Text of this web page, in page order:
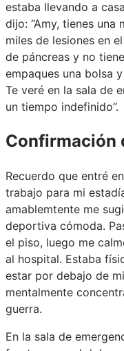
estaba llevando a
dijo: “Amy, tienes una
miles de lesiones en
de páncreas y no
empaques una bolsa
Te veré en la sala de
un tiempo indefinido”.
Confirmación
Recuerdo que entré
trabajo para mi
amablemtente me
deportiva cómoda.
el piso, luego me
al hospital. Estaba
estar por debajo de
mentalmente
guerra.
En la sala de